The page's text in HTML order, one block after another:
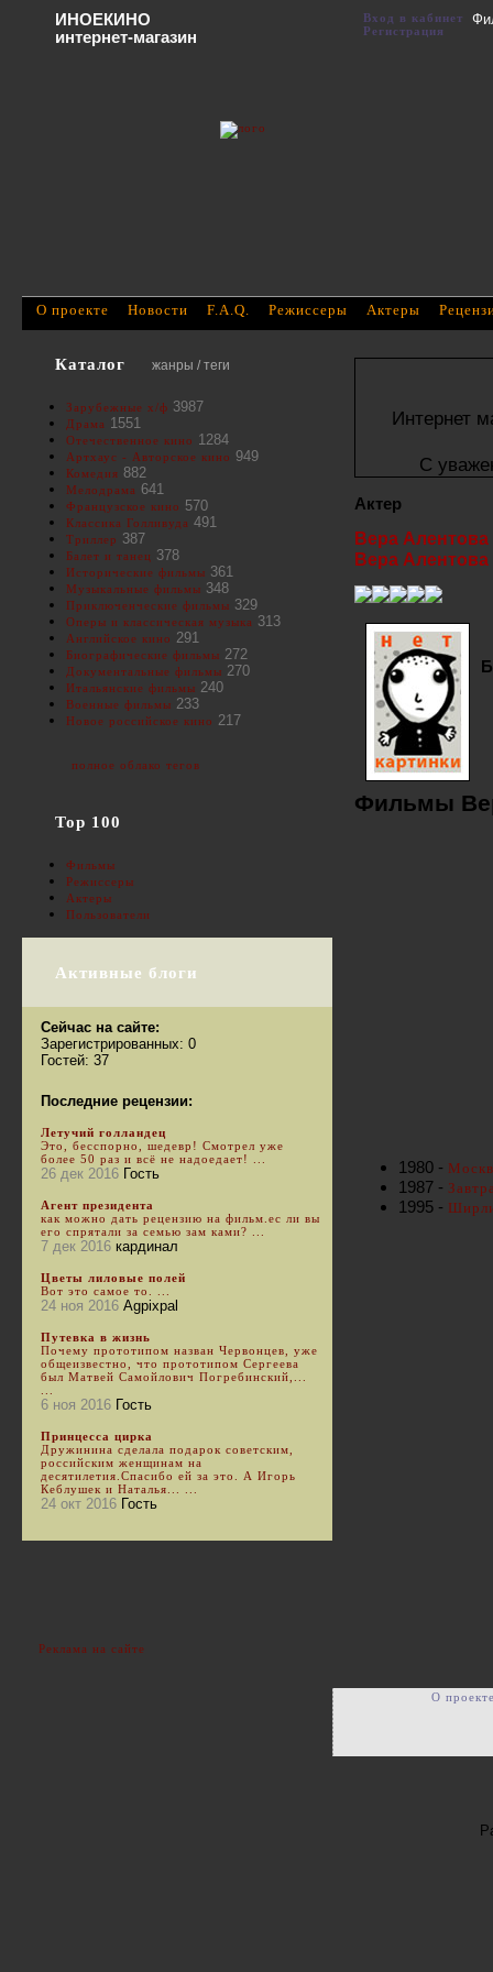
Интернет
С
Актер
Вера Алентова
Вера Алентова
Фильмы
1980 -
1987 -
1995 -
Каталог жанры / теги
Зарубежные х/ф 3987
Драма 1551
Отечественное кино 1284
Артхаус - Авторское кино 949
Комедия 882
Мелодрама 641
Французское кино 570
Классика Голливуда 491
Триллер 387
Балет и танец 378
Исторические фильмы 361
Музыкальные фильмы 348
Приключенческие фильмы 329
Оперы и классическая музыка 313
Английское кино 291
Биографические фильмы 272
Документальные фильмы 270
Итальянские фильмы 240
Военные фильмы 233
Новое российское кино 217
полное облако тегов
Top 100
Фильмы
Режиссеры
Актеры
Пользователи
Активные блоги
Сейчас на сайте:
Зарегистрированных: 0
Гостей: 37
Последние рецензии:
Летучий голландец
Это, бесспорно, шедевр! Смотрел уже
более 50 раз и всё не надоедает! ...
26 дек 2016 Гость
Агент президента
как можно дать рецензию на фильм.ес ли вы
его спрятали за семью зам ками? ...
7 дек 2016 кардинал
Цветы лиловые полей
Вот это самое то. ...
24 ноя 2016 Agpixpal
Путевка в жизнь
Почему прототипом назван Червонцев, уже
общеизвестно, что прототипом Сергеева
был Матвей Самойлович Погребинский,...
6 ноя 2016 Гость
Принцесса цирка
Дружинина сделала подарок советским,
российским женщинам на
десятилетия.Спасибо ей за это. А Игорь
Кеблушек и Наталья... ...
24 окт 2016 Гость
Реклама на сайте
О проекте Новости F.A.Q. Режиссеры Актеры
О
ИНОЕКИНО
интернет-магазин
Вход в кабинет
Регистрация